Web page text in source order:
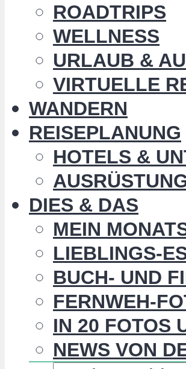
ROADTRIPS
WELLNESS
URLAUB &
VIRTUELLE
WANDERN
REISEPLANUNG
HOTELS &
DIES & DAS
MEIN
LIEBLINGS-
BUCH- UND
FERNWEH-
IN 20 FOTOS
NEWS VON